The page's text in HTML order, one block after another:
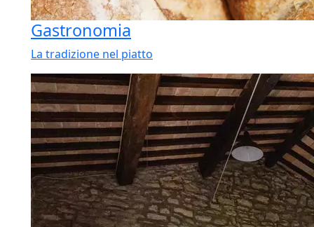
Gastronomia
La tradizione nel piatto